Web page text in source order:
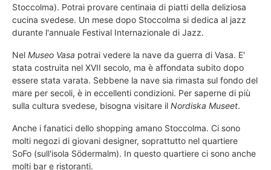
Stoccolma). Potrai provare centinaia di piatti della deliziosa
cucina svedese. Un mese dopo Stoccolma si dedica al jazz
durante l'annuale Festival Internazionale di Jazz.
Nel Museo Vasa potrai vedere la nave da guerra di Vasa. E'
stata costruita nel XVII secolo, ma è affondata subito dopo
essere stata varata. Sebbene la nave sia rimasta sul fondo del
mare per secoli, è in eccellenti condizioni. Per saperne di più
sulla cultura svedese, bisogna visitare il Nordiska Museet.
Anche i fanatici dello shopping amano Stoccolma. Ci sono
molti negozi di giovani designer, soprattutto nel quartiere
SoFo (sull'isola Södermalm). In questo quartiere ci sono anche
molti bar e ristoranti.